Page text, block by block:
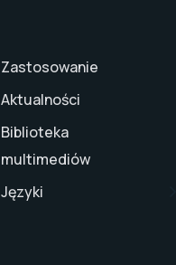
Zastosowanie
Aktualności
Biblioteka
multimediów
Języki